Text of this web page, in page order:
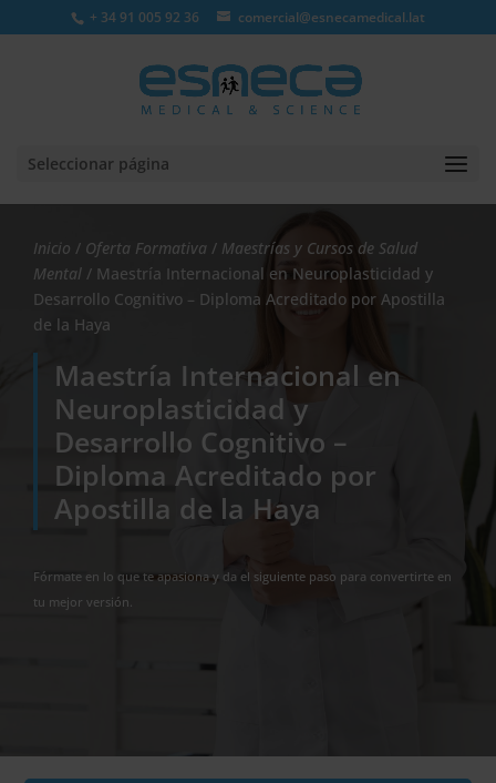
+ 34 91 005 92 36 comercial@esnecamedical.lat
Seleccionar página
Inicio / Oferta Formativa / Maestrías y Cursos de Salud
Mental / Maestría Internacional en Neuroplasticidad y
Desarrollo Cognitivo – Diploma Acreditado por Apostilla
de la Haya
Maestría Internacional en
Neuroplasticidad y
Desarrollo Cognitivo –
Diploma Acreditado por
Apostilla de la Haya
Fórmate en lo que te apasiona y da el siguiente paso para convertirte en
tu mejor versión.